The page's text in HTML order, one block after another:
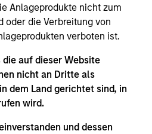
Anlageprodukte nicht zum
oder die Verbreitung von
verboten ist.
auf dieser Website
nicht an Dritte als
dem Land gerichtet sind, in
wird.
und dessen
Buckley, CFA